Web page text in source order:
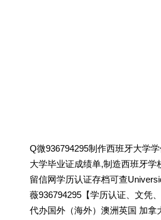
Q微936794295制作西班牙大学
大学毕业证成绩单,制造西班牙学
留信网学历认证存档可查
薇936794295【学历认证、文凭
代办国外（海外）澳洲英国 加拿